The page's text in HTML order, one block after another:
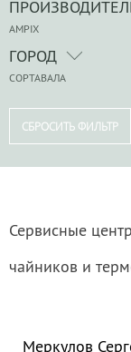
AMPIX
ГОРОД
СОРТАВАЛА
Сервисные
чайников и
Меркулов